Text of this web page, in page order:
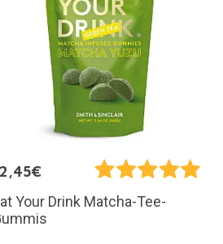
Your Drink Matcha-Tee-